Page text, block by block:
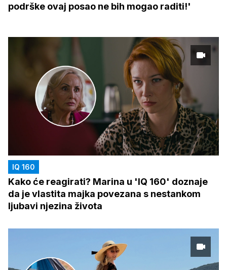
podrške ovaj posao ne bih mogao raditi!'
IQ 160
Kako će reagirati? Marina u 'IQ 160' doznaje
da je vlastita majka povezana s nestankom
ljubavi njezina života